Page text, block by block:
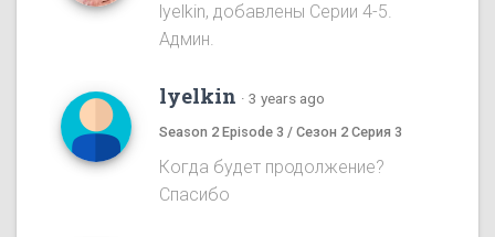
lyelkin, добавлены Серии 4-5.
Админ.
lyelkin · 3 years ago
Season 2 Episode 3 / Сезон 2 Серия 3
Когда будет продолжение?
Спасибо